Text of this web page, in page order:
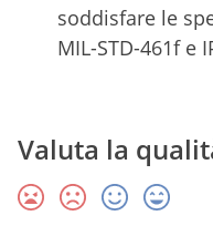
soddisfare le
MIL-STD-461f e
Valuta la